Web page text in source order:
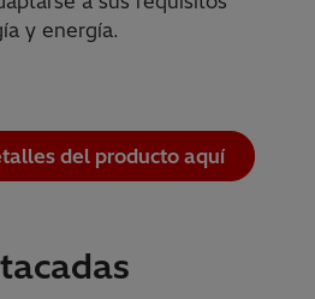
y energía.
del producto aquí